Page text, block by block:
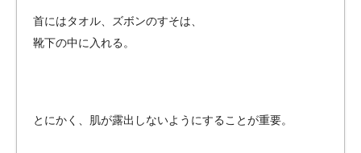
首にはタオル、ズボンのすそは、
靴下の中に入れる。
とにかく、肌が露出しないようにすることが重要。